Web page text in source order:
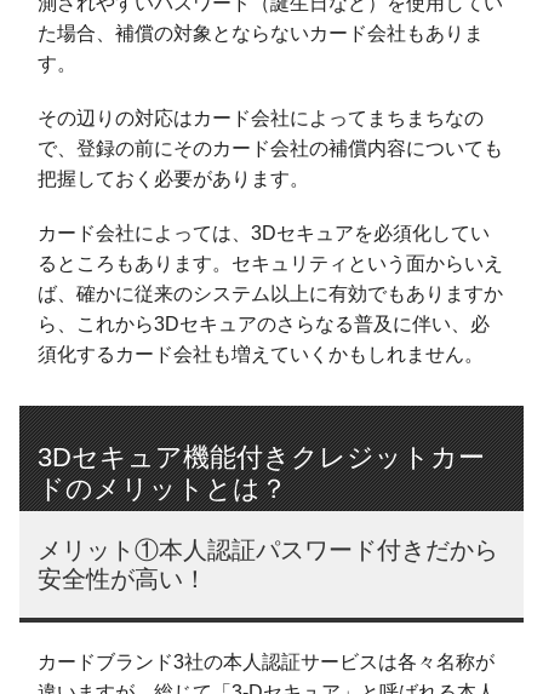
た場合、補償の対象とならないカード会社もありま
す。
その辺りの対応はカード会社によってまちまちなの
で、登録の前にそのカード会社の補償内容についても
把握しておく必要があります。
カード会社によっては、3Dセキュアを必須化してい
るところもあります。セキュリティという面からいえ
ば、確かに従来のシステム以上に有効でもありますか
ら、これから3Dセキュアのさらなる普及に伴い、必
須化するカード会社も増えていくかもしれません。
3Dセキュア機能付きクレジットカー
ドのメリットとは？
メリット①本人認証パスワード付きだから
安全性が高い！
カードブランド3社の本人認証サービスは各々名称が